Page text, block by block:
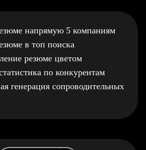
напрямую 5 компаниям
в топ поиска
резюме цветом
по конкурентам
генерация сопроводительных